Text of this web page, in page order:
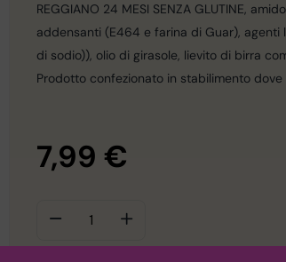
REGGIANO 24 MESI SENZA GLUTINE,
addensanti (E464 e farina di Guar),
di sodio)), olio di girasole, lievito di birra
Prodotto confezionato in stabilimento
7,99 €